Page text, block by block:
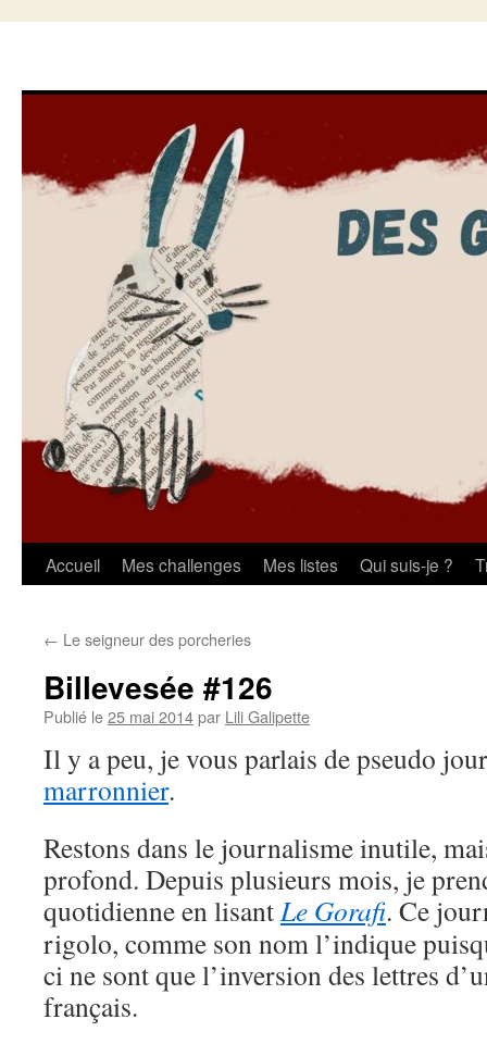
Aller
contenu
Accueil Mes challenges Mes listes Qui suis-je ?
← Le seigneur des porcheries
Billevesée #126
Publié le25 mai 2014par Lili Galipette
Il y a peu, je vous parlais de pseudo
marronnier.
Restons dans le journalisme inutile,
profond. Depuis plusieurs mois, je
quotidienne en lisantLe Gorafi. Ce
rigolo, comme son nom l’indique
ci ne sont que l’inversion des lettres
français.